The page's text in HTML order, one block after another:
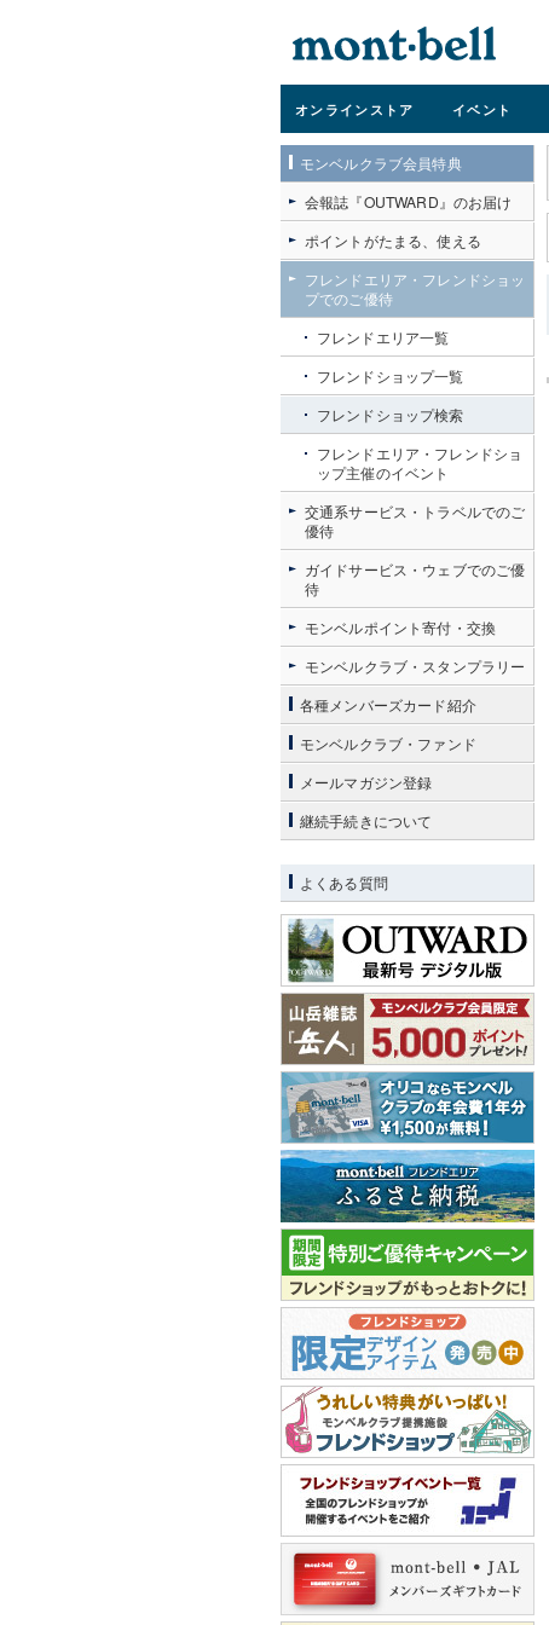
オンラインストア イベント
モンベルクラブ会員特典
会報誌『OUTWARD』のお届け
ポイントがたまる、使える
フレンドエリア・フレンドショッ
プでのご優待
フレンドエリア一覧
フレンドショップ一覧
フレンドショップ検索
フレンドエリア・フレンドショ
ップ主催のイベント
交通系サービス・トラベルでのご
優待
ガイドサービス・ウェブでのご優
待
モンベルポイント寄付・交換
モンベルクラブ・スタンプラリー
各種メンバーズカード紹介
モンベルクラブ・ファンド
メールマガジン登録
継続手続きについて
よくある質問